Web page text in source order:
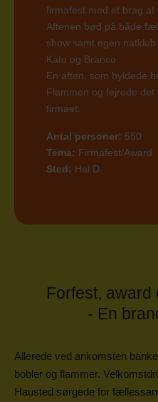
firmafest med et brag af
Aftenen bød på både
show samt egen
Kato og Branco.
En aften, som hyldede
Flammen og fejrede
firmaet.
Antal personer: 550
Tema: Firmafest/Award
Sted: Hal D
Forfest, award
- En
Allerede ved ankomsten
bobler og flammer.
Hausted sørgede for